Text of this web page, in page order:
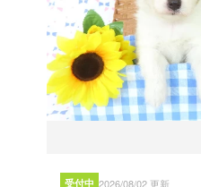
受付中 2026/08/02 更新